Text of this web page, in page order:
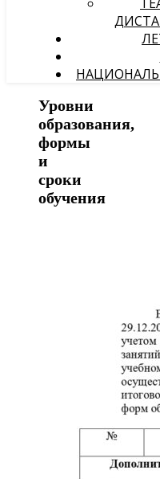
Уровни
образования,
формы
и
сроки
обучения